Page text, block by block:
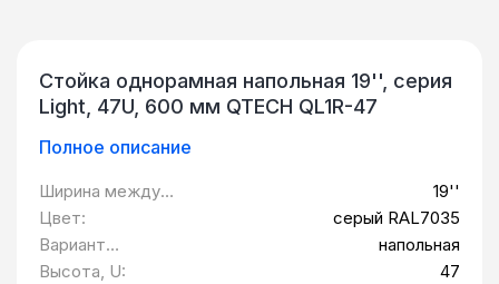
Стойка однорамная напольная 19'', серия
Light, 47U, 600 мм QTECH QL1R-47
Полное описание
Ширина между
монтажными
планками:
19''
Цвет:
серый RAL7035
Вариант
исполнения:
напольная
Высота, U:
47